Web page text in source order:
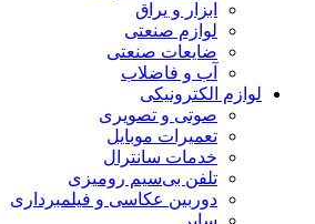
ابزار و یراق
لوازم صنعتی
ضایعات صنعتی
آب و فاضلاب
لوازم الکترونیکی
صوتی و تصویری
تعمیرات موبایل
خدمات سانترال
تلفن بی‌سیم رومیزی
دوربین عکاسی و فیلمبرداری